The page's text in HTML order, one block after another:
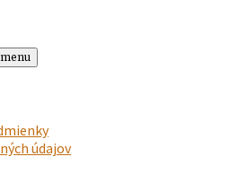
údajov